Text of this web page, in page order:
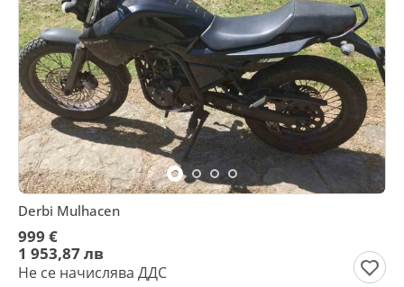
Derbi Mulhacen
999 €
1 953,87 лв
Не се начислява ДДС